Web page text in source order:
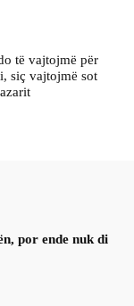
të vajtojmë për
siç vajtojmë sot
por ende nuk di